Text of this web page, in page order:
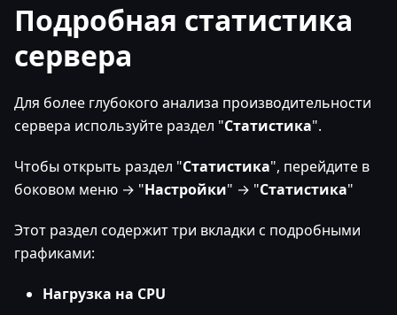
Подробная статистика
сервера
Для более глубокого анализа производительности
сервера используйте раздел "Статистика".
Чтобы открыть раздел "Статистика", перейдите в
боковом меню → "Настройки" → "Статистика"
Этот раздел содержит три вкладки с подробными
графиками:
Нагрузка на CPU